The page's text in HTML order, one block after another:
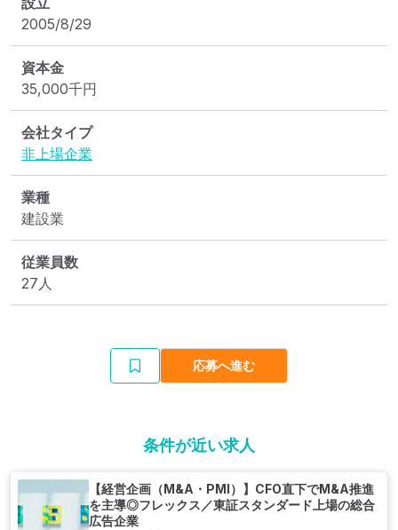
2005/8/29
資本金
35,000千円
会社タイプ
非上場企業
業種
建設業
従業員数
27人
応募へ進む
条件が近い求人
【経営企画（M&A・PMI）】CFO直下でM&A推進
を主導◎フレックス／東証スタンダード上場の総合
広告企業